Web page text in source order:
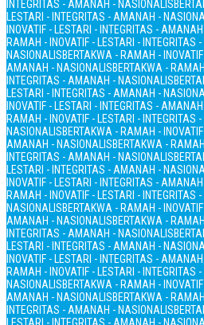
INTEGRITAS - AMANAH - NASIONALIS
LESTARI - INTEGRITAS - AMANAH -
INOVATIF - LESTARI - INTEGRITAS -
RAMAH - INOVATIF - LESTARI - INTEGRITAS
NASIONALISBERTAKWA - RAMAH -
AMANAH - NASIONALISBERTAKWA -
INTEGRITAS - AMANAH - NASIONALIS
LESTARI - INTEGRITAS - AMANAH -
INOVATIF - LESTARI - INTEGRITAS -
RAMAH - INOVATIF - LESTARI - INTEGRITAS
NASIONALISBERTAKWA - RAMAH -
AMANAH - NASIONALISBERTAKWA -
INTEGRITAS - AMANAH - NASIONALIS
LESTARI - INTEGRITAS - AMANAH -
INOVATIF - LESTARI - INTEGRITAS -
RAMAH - INOVATIF - LESTARI - INTEGRITAS
NASIONALISBERTAKWA - RAMAH -
AMANAH - NASIONALISBERTAKWA -
INTEGRITAS - AMANAH - NASIONALIS
LESTARI - INTEGRITAS - AMANAH -
INOVATIF - LESTARI - INTEGRITAS -
RAMAH - INOVATIF - LESTARI - INTEGRITAS
NASIONALISBERTAKWA - RAMAH -
AMANAH - NASIONALISBERTAKWA -
INTEGRITAS - AMANAH - NASIONALIS